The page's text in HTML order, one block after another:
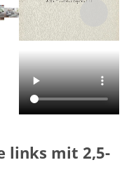
links mit 2,5-